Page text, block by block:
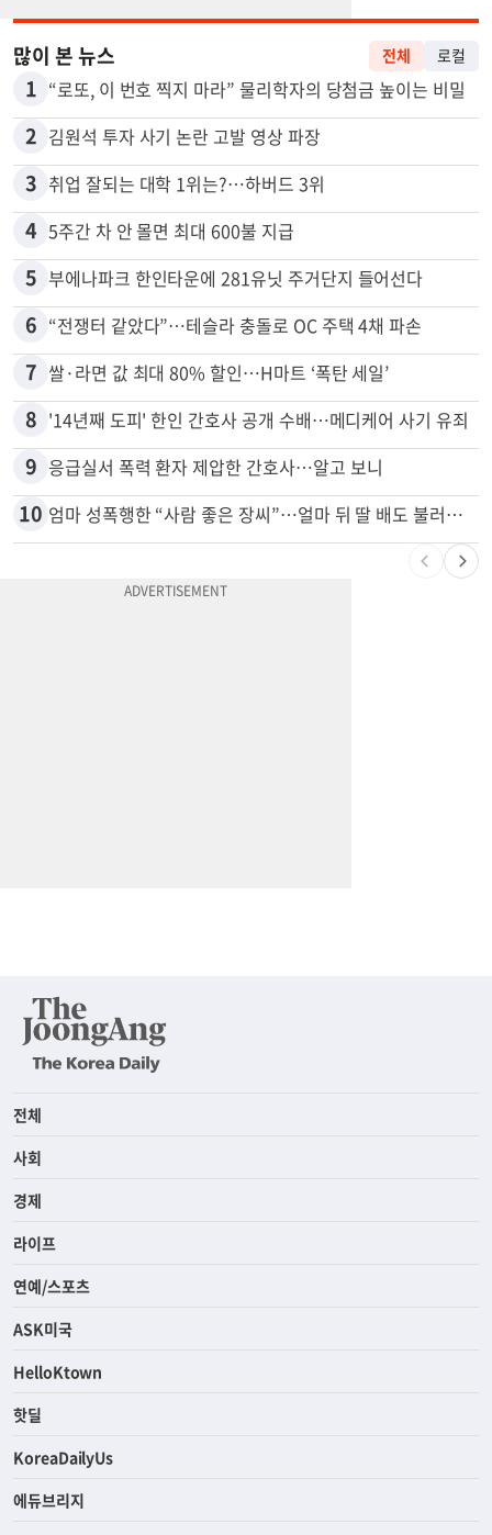
많이 본 뉴스 전체 로컬
1 “로또, 이 번호 찍지 마라” 물리학자의 당첨금 높이는 비밀
2 김원석 투자 사기 논란 고발 영상 파장
3 취업 잘되는 대학 1위는?…하버드 3위
4 5주간 차 안 몰면 최대 600불 지급
5 부에나파크 한인타운에 281유닛 주거단지 들어선다
6 “전쟁터 같았다”…테슬라 충돌로 OC 주택 4채 파손
7 쌀·라면 값 최대 80% 할인…H마트 ‘폭탄 세일’
8 '14년째 도피' 한인 간호사 공개 수배…메디케어 사기 유죄
9 응급실서 폭력 환자 제압한 간호사…알고 보니
10 엄마 성폭행한 “사람 좋은 장씨”…얼마 뒤 딸 배도 불러왔다
전체
사회
경제
라이프
연예/스포츠
ASK미국
HelloKtown
핫딜
KoreaDailyUs
에듀브리지